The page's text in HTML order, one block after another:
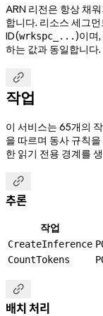
ARN 리전은 항상 채
합니다. 리소스 세그
ID(wrkspc_...)이며,
하는 값과 동일합니다.

작업
이 서비스는 65개의
을 따르며 동사 규칙
한 읽기 전용 경계를

추론
작업
CreateInference
CountTokens

배치 처리